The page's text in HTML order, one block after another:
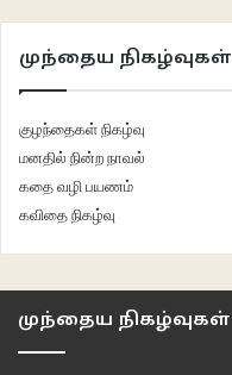
முந்தைய நிகழ்வுகள்
குழந்தைகள் நிகழ்வு
மனதில் நின்ற நாவல்
கதை வழி பயணம்
கவிதை நிகழ்வு
முந்தைய நிகழ்வுகள்